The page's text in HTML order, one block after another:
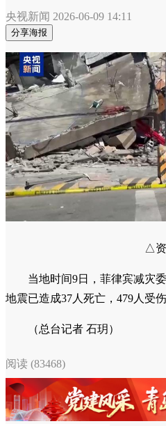
央视新闻 2026-06-09 14:11
分享海报
△资
当地时间9日，菲律宾减灾
地震已造成37人死亡，479人受伤
（总台记者 石玥）
阅读 (83468)